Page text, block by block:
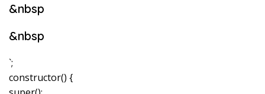
&nbsp
&nbsp
`;
constructor() {